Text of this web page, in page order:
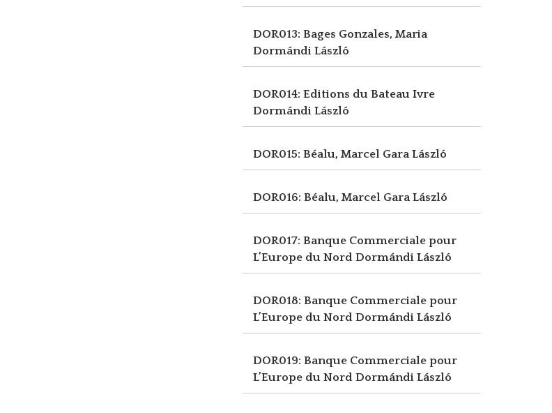
DOR013: Bages Gonzales, Maria
Dormándi László
DOR014: Editions du Bateau Ivre
Dormándi László
DOR015: Béalu, Marcel Gara László
DOR016: Béalu, Marcel Gara László
DOR017: Banque Commerciale pour
L’Europe du Nord Dormándi László
DOR018: Banque Commerciale pour
L’Europe du Nord Dormándi László
DOR019: Banque Commerciale pour
L’Europe du Nord Dormándi László